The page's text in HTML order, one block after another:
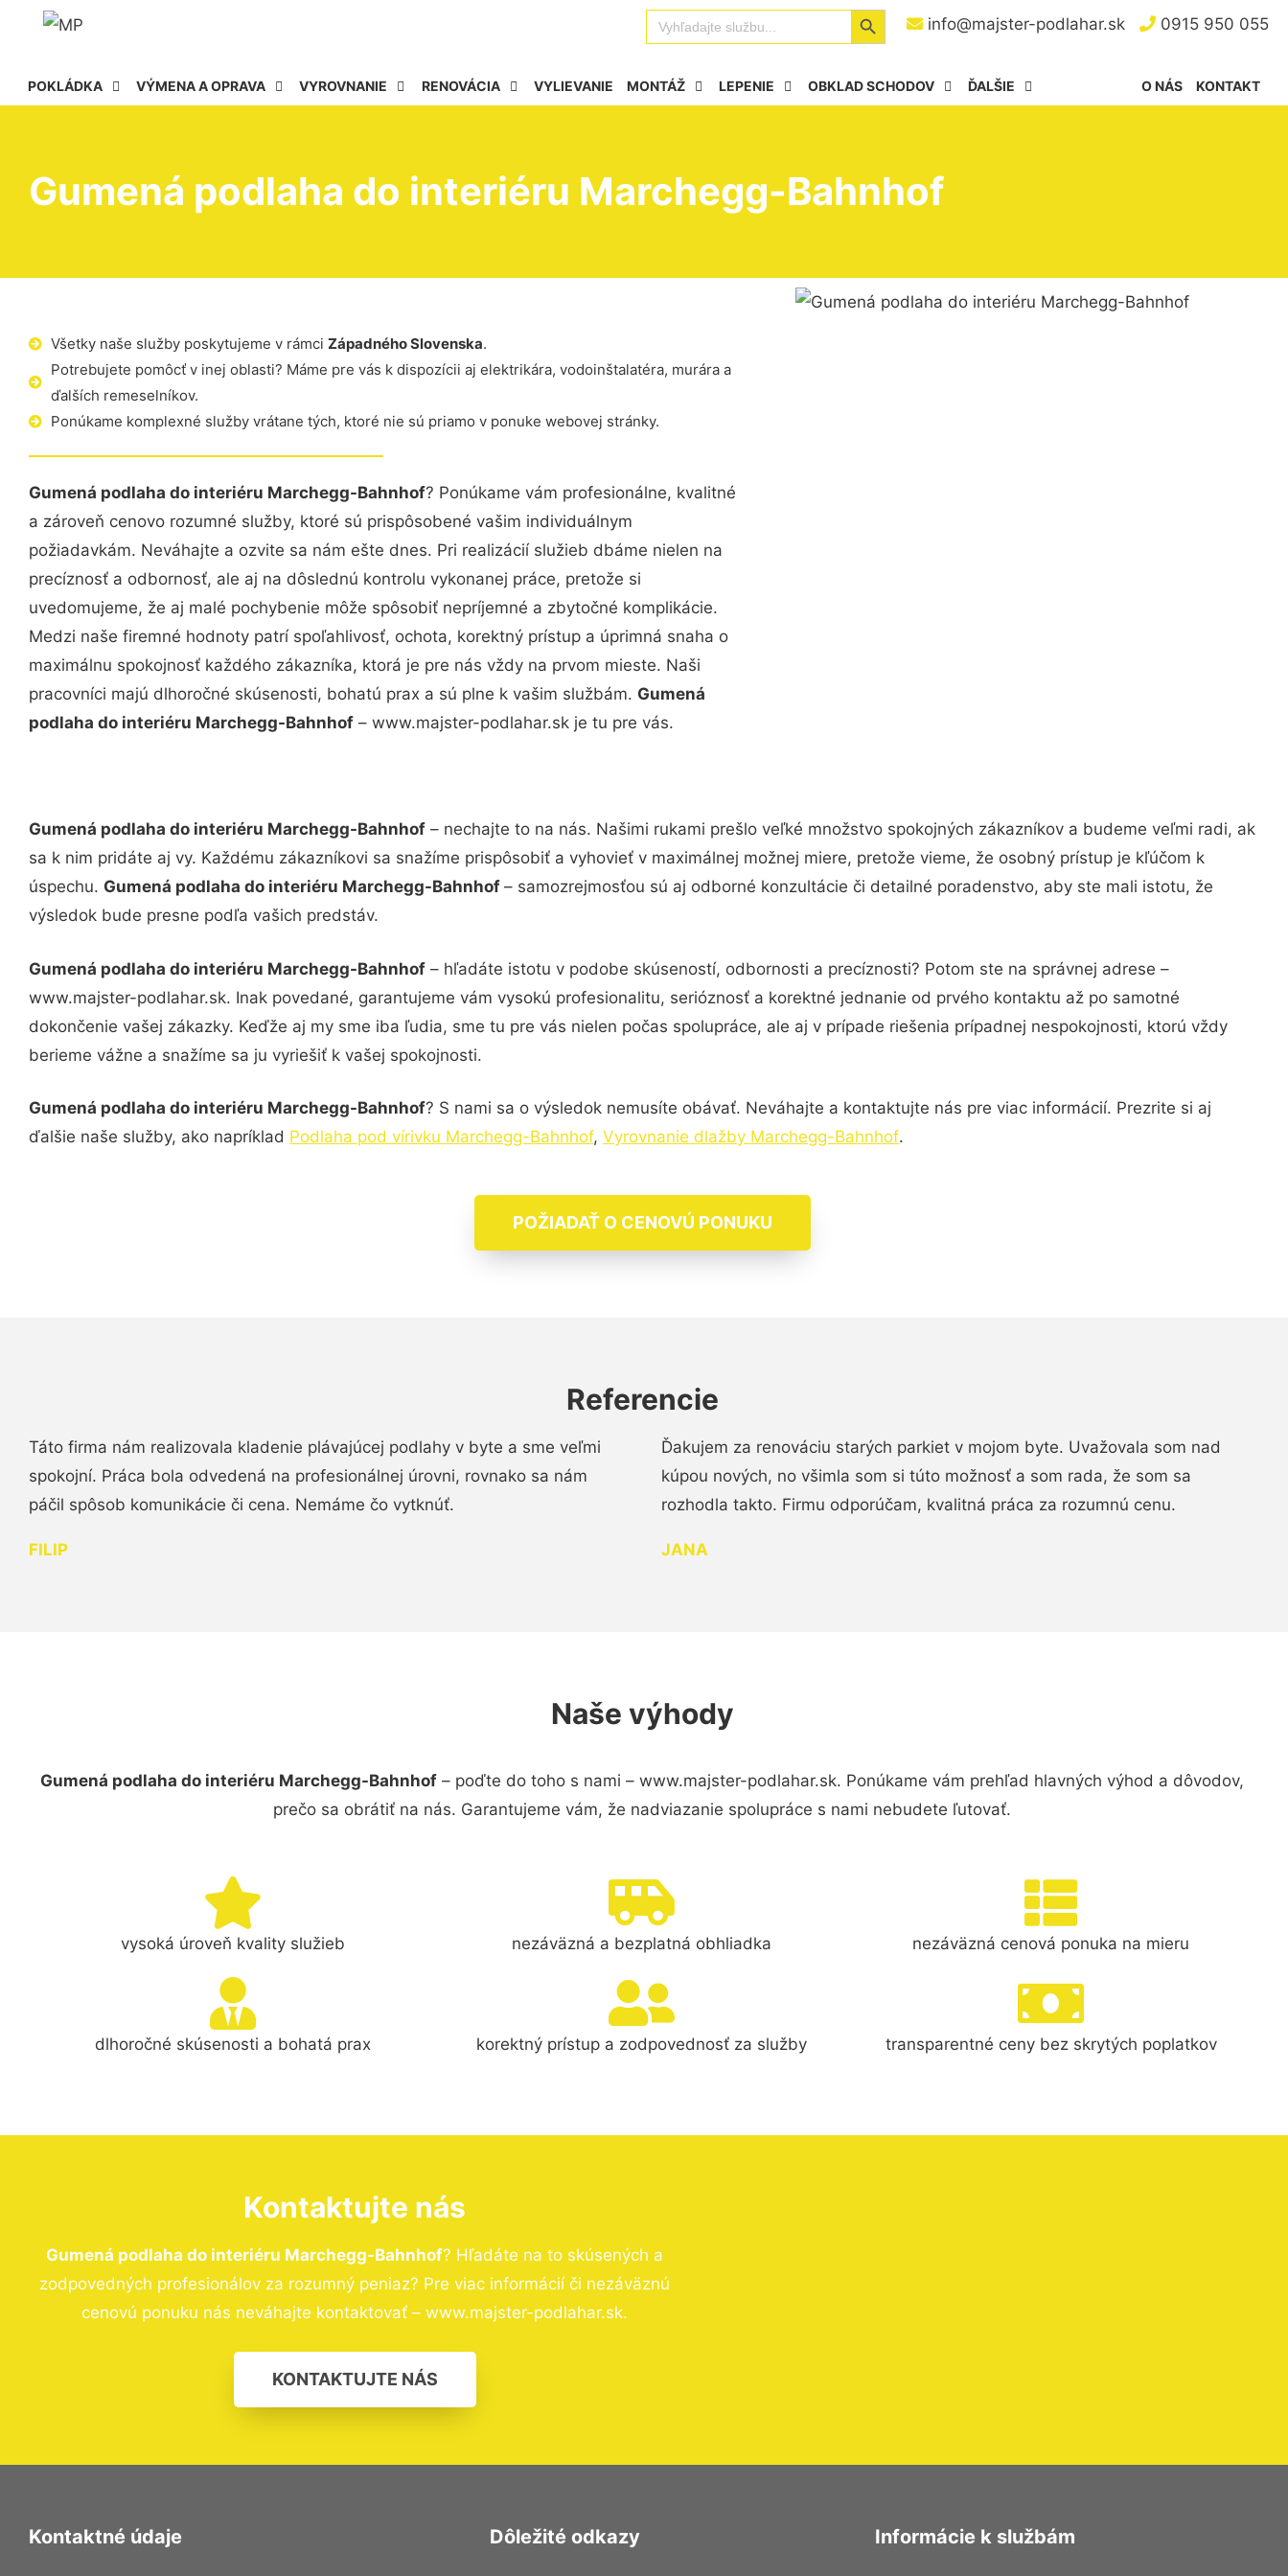
info@majster-podlahar.sk 0915 950 055
Search
for:
Search Button
POKLÁDKA VÝMENA A OPRAVA VYROVNANIE RENOVÁCIA VYLIEVANIE MONTÁŽ LEPENIE OBKLAD SCHODOV ĎALŠIE KONTAKT
O NÁS
Gumená podlaha do interiéru Marchegg-Bahnhof
Všetky naše služby poskytujeme v rámci Západného Slovenska.
Potrebujete pomôcť v inej oblasti? Máme pre vás k dispozícii aj elektrikára, vodoinštalatéra, murára a
ďalších remeselníkov.
Ponúkame komplexné služby vrátane tých, ktoré nie sú priamo v ponuke webovej stránky.
Gumená podlaha do interiéru Marchegg-Bahnhof? Ponúkame vám profesionálne, kvalitné
a zároveň cenovo rozumné služby, ktoré sú prispôsobené vašim individuálnym
požiadavkám. Neváhajte a ozvite sa nám ešte dnes. Pri realizácií služieb dbáme nielen na
precíznosť a odbornosť, ale aj na dôslednú kontrolu vykonanej práce, pretože si
uvedomujeme, že aj malé pochybenie môže spôsobiť nepríjemné a zbytočné komplikácie.
Medzi naše firemné hodnoty patrí spoľahlivosť, ochota, korektný prístup a úprimná snaha o
maximálnu spokojnosť každého zákazníka, ktorá je pre nás vždy na prvom mieste. Naši
pracovníci majú dlhoročné skúsenosti, bohatú prax a sú plne k vašim službám. Gumená
podlaha do interiéru Marchegg-Bahnhof – www.majster-podlahar.sk je tu pre vás.
Gumená podlaha do interiéru Marchegg-Bahnhof – nechajte to na nás. Našimi rukami prešlo veľké množstvo spokojných zákazníkov a budeme veľmi radi, ak
sa k nim pridáte aj vy. Každému zákazníkovi sa snažíme prispôsobiť a vyhovieť v maximálnej možnej miere, pretože vieme, že osobný prístup je kľúčom k
úspechu. Gumená podlaha do interiéru Marchegg-Bahnhof – samozrejmosťou sú aj odborné konzultácie či detailné poradenstvo, aby ste mali istotu, že
výsledok bude presne podľa vašich predstáv.
Gumená podlaha do interiéru Marchegg-Bahnhof – hľadáte istotu v podobe skúseností, odbornosti a precíznosti? Potom ste na správnej adrese –
www.majster-podlahar.sk. Inak povedané, garantujeme vám vysokú profesionalitu, serióznosť a korektné jednanie od prvého kontaktu až po samotné
dokončenie vašej zákazky. Keďže aj my sme iba ľudia, sme tu pre vás nielen počas spolupráce, ale aj v prípade riešenia prípadnej nespokojnosti, ktorú vždy
berieme vážne a snažíme sa ju vyriešiť k vašej spokojnosti.
Gumená podlaha do interiéru Marchegg-Bahnhof? S nami sa o výsledok nemusíte obávať. Neváhajte a kontaktujte nás pre viac informácií. Prezrite si aj
ďalšie naše služby, ako napríklad Podlaha pod vírivku Marchegg-Bahnhof, Vyrovnanie dlažby Marchegg-Bahnhof.
POŽIADAŤ O CENOVÚ PONUKU
Referencie
Táto firma nám realizovala kladenie plávajúcej podlahy v byte a sme veľmi
spokojní. Práca bola odvedená na profesionálnej úrovni, rovnako sa nám
páčil spôsob komunikácie či cena. Nemáme čo vytknúť.
FILIP
Ďakujem za renováciu starých parkiet v mojom byte. Uvažovala som nad
kúpou nových, no všimla som si túto možnosť a som rada, že som sa
rozhodla takto. Firmu odporúčam, kvalitná práca za rozumnú cenu.
JANA
Naše výhody
Gumená podlaha do interiéru Marchegg-Bahnhof – poďte do toho s nami – www.majster-podlahar.sk. Ponúkame vám prehľad hlavných výhod a dôvodov,
prečo sa obrátiť na nás. Garantujeme vám, že nadviazanie spolupráce s nami nebudete ľutovať.
vysoká úroveň kvality služieb nezáväzná a bezplatná obhliadka nezáväzná cenová ponuka na mieru
dlhoročné skúsenosti a bohatá prax korektný prístup a zodpovednosť za služby transparentné ceny bez skrytých poplatkov
Kontaktujte nás
Gumená podlaha do interiéru Marchegg-Bahnhof? Hľadáte na to skúsených a
zodpovedných profesionálov za rozumný peniaz? Pre viac informácií či nezáväznú
cenovú ponuku nás neváhajte kontaktovať – www.majster-podlahar.sk.
KONTAKTUJTE NÁS
Kontaktné údaje Dôležité odkazy Informácie k službám